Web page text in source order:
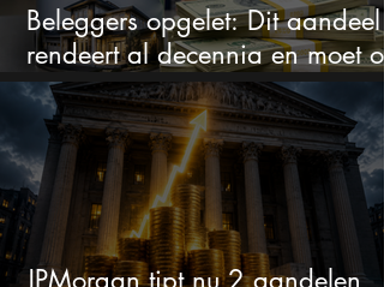
Beleggers opgelet: Dit aandeel
rendeert al decennia en moet op
je watchlist staan!
JPMorgan tipt nu 2 aandelen